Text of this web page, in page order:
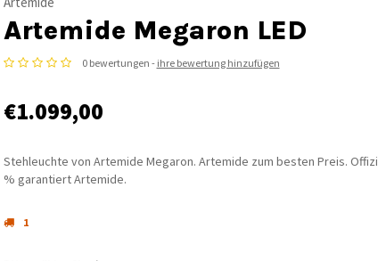
Artemide Megaron LED
0 bewertungen - ihre bewertung hinzufügen
€1.099,00
Stehleuchte von Artemide Megaron. Artemide zum besten Preis.
% garantiert Artemide.
1